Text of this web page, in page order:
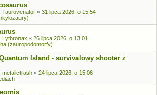
Taurovenator « 31 lipca 2026, o 15:54
Lythronax « 26 lipca 2026, o 13:01
(zauropodomorfy)
Island - survivalowy shooter z
metalictrash « 24 lipca 2026, o 15:06